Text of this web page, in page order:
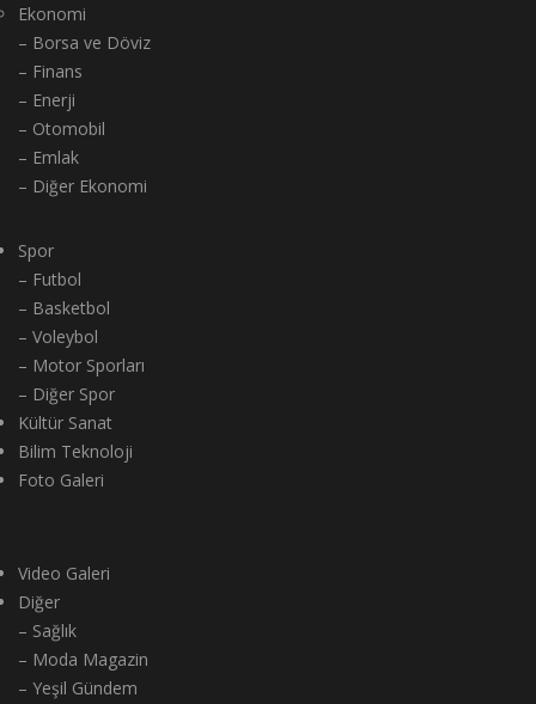
Ekonomi
– Borsa ve Döviz
– Finans
– Enerji
– Otomobil
– Emlak
– Diğer Ekonomi
Spor
– Futbol
– Basketbol
– Voleybol
– Motor Sporları
– Diğer Spor
Kültür Sanat
Bilim Teknoloji
Foto Galeri
Video Galeri
Diğer
– Sağlık
– Moda Magazin
– Yeşil Gündem